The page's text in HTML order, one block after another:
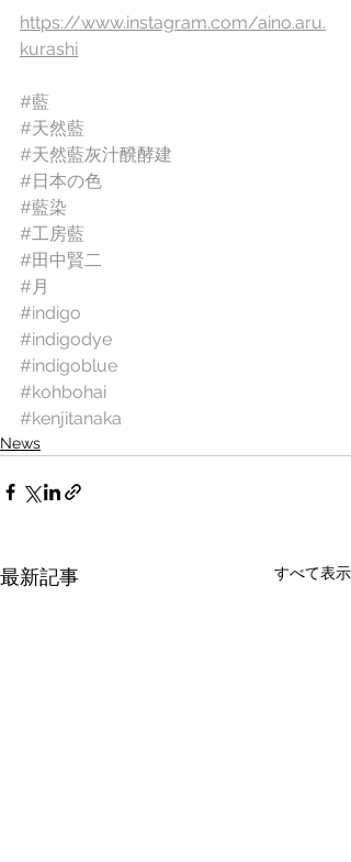
https://www.instagram.com/aino.aru.
kurashi
#藍
#天然藍
#天然藍灰汁醗酵建
#日本の色
#藍染
#工房藍
#田中賢二
#月
#indigo
#indigodye
#indigoblue
#kohbohai
#kenjitanaka
News
最新記事 すべて表示